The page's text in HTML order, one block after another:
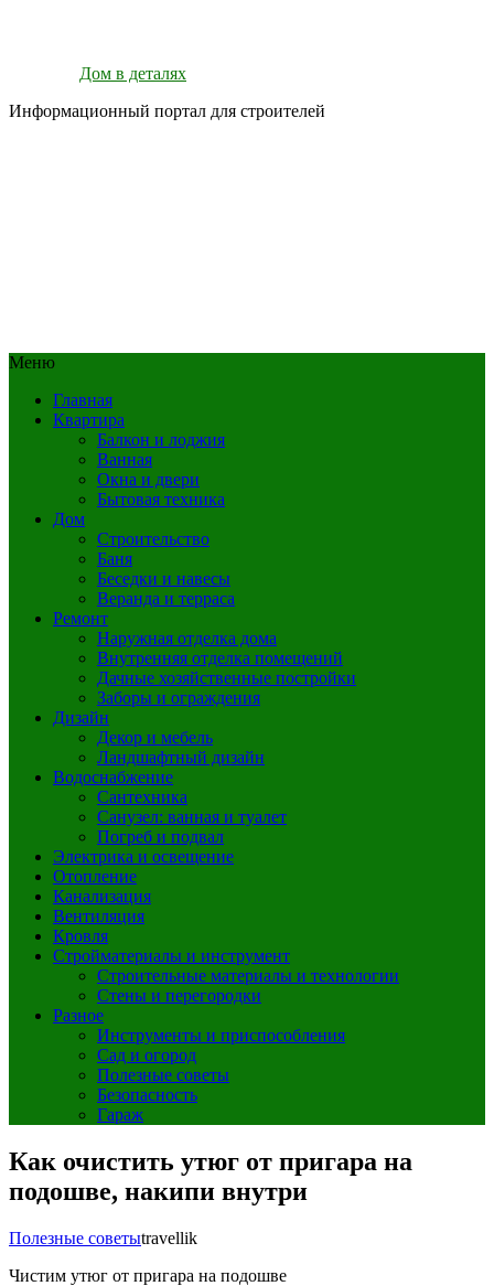
Дом в деталях
Информационный портал для строителей
Меню
Главная
Квартира
Балкон и лоджия
Ванная
Окна и двери
Бытовая техника
Дом
Строительство
Баня
Беседки и навесы
Веранда и терраса
Ремонт
Наружная отделка дома
Внутренняя отделка помещений
Дачные хозяйственные постройки
Заборы и ограждения
Дизайн
Декор и мебель
Ландшафтный дизайн
Водоснабжение
Сантехника
Санузел: ванная и туалет
Погреб и подвал
Электрика и освещение
Отопление
Канализация
Вентиляция
Кровля
Стройматериалы и инструмент
Строительные материалы и технологии
Стены и перегородки
Разное
Инструменты и приспособления
Сад и огород
Полезные советы
Безопасность
Гараж
Как очистить утюг от пригара на
подошве, накипи внутри
Полезные советыtravellik
Чистим утюг от пригара на подошве